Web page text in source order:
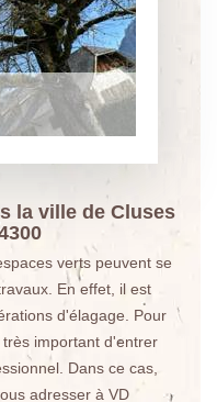
la ville de Cluses
verts peuvent se
En effet, il est
d'élagage. Pour
important d'entrer
Dans ce cas,
adresser à VD